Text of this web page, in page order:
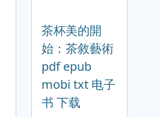
茶杯美的開
始：茶敘藝術
pdf epub
mobi txt 电子
书 下载